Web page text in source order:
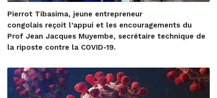
Pierrot Tibasima, jeune entrepreneur
congolais reçoit l’appui et les encouragements du
Prof Jean Jacques Muyembe, secrétaire technique de
la riposte contre la COVID-19.